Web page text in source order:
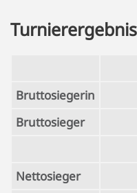
Turnierergebnis
Bruttosiegerin
Bruttosieger
Nettosieger